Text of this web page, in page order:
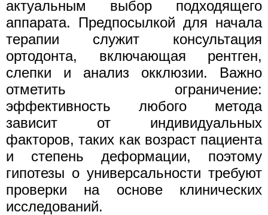
актуальным выбор подходящего
аппарата. Предпосылкой для начала
терапии служит консультация
ортодонта, включающая рентген,
слепки и анализ окклюзии. Важно
отметить ограничение:
эффективность любого метода
зависит от индивидуальных
факторов, таких как возраст пациента
и степень деформации, поэтому
гипотезы о универсальности требуют
проверки на основе клинических
исследований.